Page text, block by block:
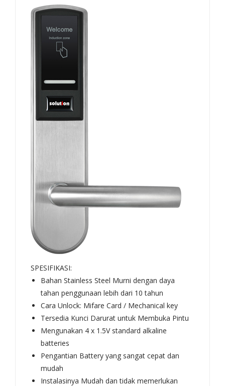
SPESIFIKASI:
Bahan Stainless Steel Murni dengan daya
tahan penggunaan lebih dari 10 tahun
Cara Unlock: Mifare Card / Mechanical key
Tersedia Kunci Darurat untuk Membuka Pintu
Mengunakan 4 x 1.5V standard alkaline
batteries
Pengantian Battery yang sangat cepat dan
mudah
Instalasinya Mudah dan tidak memerlukan